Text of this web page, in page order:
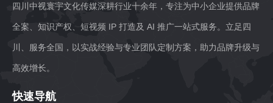
四川中视寰宇文化传媒深耕行业十余年，专注为中小企业提供品牌
全案、知识产权、短视频 IP 打造及 AI 推广一站式服务。立足四
川、服务全国，以实战经验与专业团队定制方案，助力品牌升级与
高效增长。
快速导航